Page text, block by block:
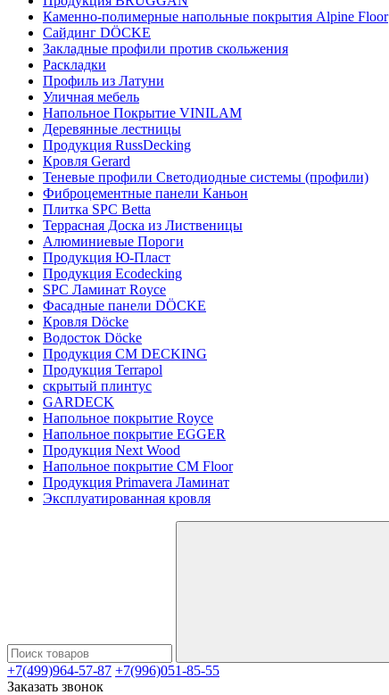
Каменно-полимерные напольные покрытия Alpine Floor
Сайдинг DÖCKE
Закладные профили против скольжения
Раскладки
Профиль из Латуни
Уличная мебель
Напольное Покрытие VINILAM
Деревянные лестницы
Продукция RussDecking
Кровля Gerard
Теневые профили Светодиодные системы (профили)
Фиброцементные панели Каньон
Плитка SPC Betta
Террасная Доска из Лиственицы
Алюминиевые Пороги
Продукция Ю-Пласт
Продукция Ecodecking
SPC Ламинат Royce
Фасадные панели DÖCKE
Кровля Döcke
Водосток Döcke
Продукция CM DECKING
Продукция Terrapol
скрытый плинтус
GARDECK
Напольное покрытие Royce
Напольное покрытие EGGER
Продукция Next Wood
Напольное покрытие CM Floor
Продукция Primavera Ламинат
Эксплуатированная кровля
+7(499)964-57-87 +7(996)051-85-55
Заказать звонок